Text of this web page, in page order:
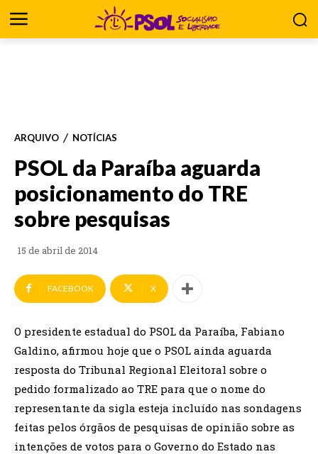
ARQUIVO NOTÍCIAS
PSOL da Paraíba aguarda
posicionamento do TRE
sobre pesquisas
15 de abril de 2014
FACEBOOK X
O presidente estadual do PSOL da Paraíba, Fabiano
Galdino, afirmou hoje que o PSOL ainda aguarda
resposta do Tribunal Regional Eleitoral sobre o
pedido formalizado ao TRE para que o nome do
representante da sigla esteja incluído nas sondagens
feitas pelos órgãos de pesquisas de opinião sobre as
intenções de votos para o Governo do Estado nas